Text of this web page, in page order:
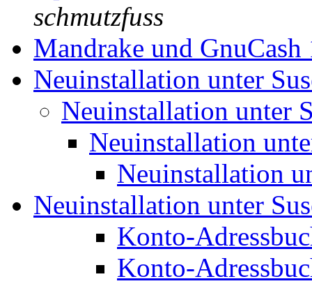
schmutzfuss
Mandrake und
Neuinstallation unter
Neuinstallation unter
Neuinstallation
Neuinstallation
Neuinstallation unter
Konto-
Konto-